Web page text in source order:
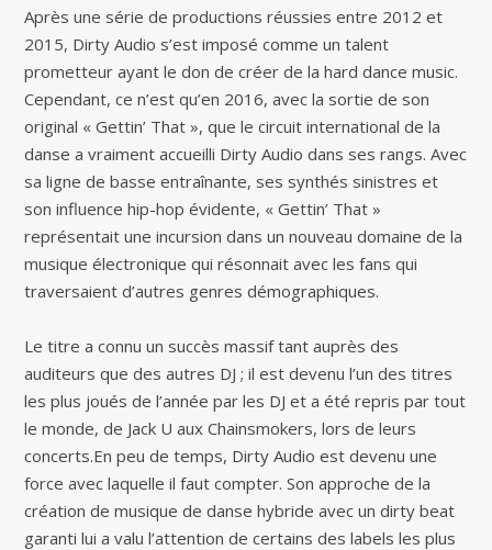
Après une série de productions réussies entre 2012 et
2015, Dirty Audio s’est imposé comme un talent
prometteur ayant le don de créer de la hard dance music.
Cependant, ce n’est qu’en 2016, avec la sortie de son
original « Gettin’ That », que le circuit international de la
danse a vraiment accueilli Dirty Audio dans ses rangs. Avec
sa ligne de basse entraînante, ses synthés sinistres et
son influence hip-hop évidente, « Gettin’ That »
représentait une incursion dans un nouveau domaine de la
musique électronique qui résonnait avec les fans qui
traversaient d’autres genres démographiques.
Le titre a connu un succès massif tant auprès des
auditeurs que des autres DJ ; il est devenu l’un des titres
les plus joués de l’année par les DJ et a été repris par tout
le monde, de Jack U aux Chainsmokers, lors de leurs
concerts.En peu de temps, Dirty Audio est devenu une
force avec laquelle il faut compter. Son approche de la
création de musique de danse hybride avec un dirty beat
garanti lui a valu l’attention de certains des labels les plus